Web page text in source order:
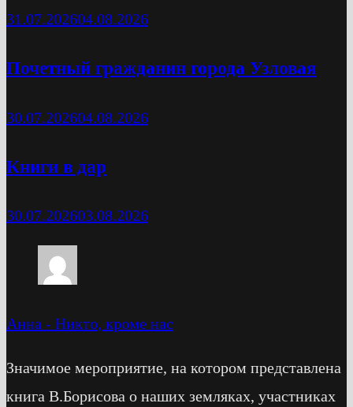
31.07.202604.08.2026
Почетный гражданин города Узловая
30.07.202604.08.2026
Книги в дар
30.07.202603.08.2026
Анна - Никто, кроме нас
Значимое мероприятие, на котором представлена
книга В.Борисова о наших земляках, участниках